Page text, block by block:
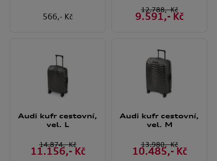
566,- Kč
12.788,- Kč
9.591,- Kč
Audi kufr cestovní,
vel. L
14.874,- Kč
11.156,- Kč
Audi kufr cestovní,
vel. M
13.980,- Kč
10.485,- Kč